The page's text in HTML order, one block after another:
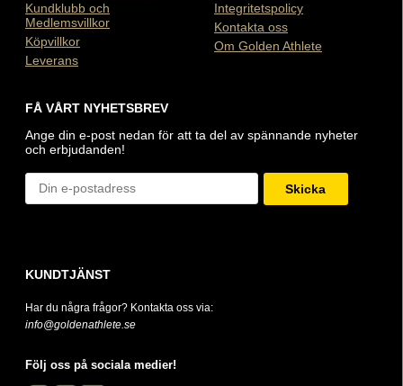
Kundklubb och
Medlemsvillkor
Köpvillkor
Leverans
Integritetspolicy
Kontakta oss
Om Golden Athlete
FÅ VÅRT NYHETSBREV
Ange din e-post nedan för att ta del av spännande nyheter
och erbjudanden!
Skicka
KUNDTJÄNST
Har du några frågor? Kontakta oss via:
info@goldenathlete.se
Följ oss på sociala medier!